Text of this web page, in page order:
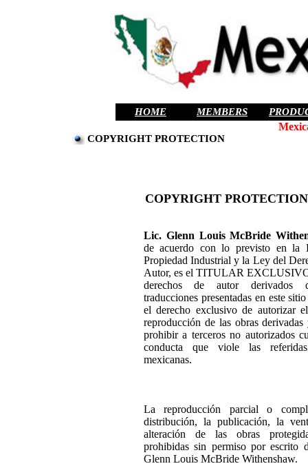
HOME MEMBERS
COPYRIGHT PROTECTION
COPYRIGHT
Lic. Glenn Louis McBride
de acuerdo con lo previsto en la
Propiedad Industrial y la Ley del
Autor, es el TITULAR
derechos de autor derivados
traducciones presentadas en este
el derecho exclusivo de autorizar
reproducción de las obras
prohibir a terceros no autorizados
conducta que viole las
mexicanas.
La reproducción parcial o
distribución, la publicación, la
alteración de las obras
prohibidas sin permiso por escrito
Glenn Louis McBride Withenshaw.